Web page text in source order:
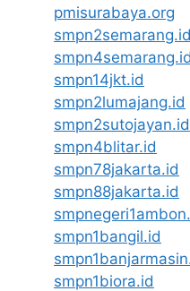
pmisurabaya.org
smpn2semarang.id
smpn4semarang.id
smpn14jkt.id
smpn2lumajang.id
smpn2sutojayan.id
smpn4blitar.id
smpn78jakarta.id
smpn88jakarta.id
smpn1bangil.id
smpn1biora.id